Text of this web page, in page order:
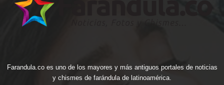
Farandula.co es uno de los mayores y más antiguos portales de noticias
y chismes de farándula de latinoamérica.